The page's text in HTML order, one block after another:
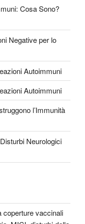
Cosa Sono?
Negative per lo
Autoimmuni
Autoimmuni
l’Immunità
Neurologici
vaccinali